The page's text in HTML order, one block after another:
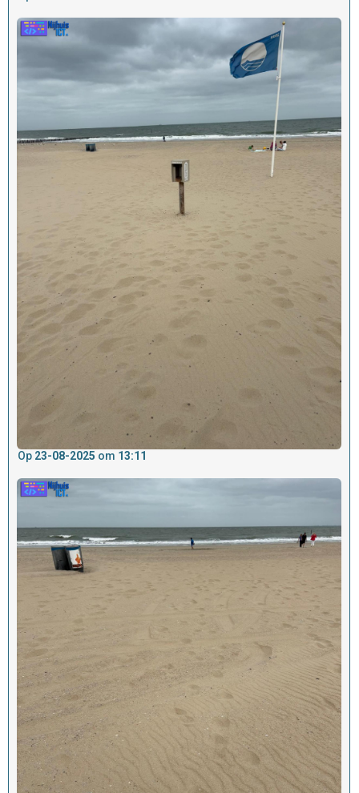
Op 23-08-2025 om 13:11